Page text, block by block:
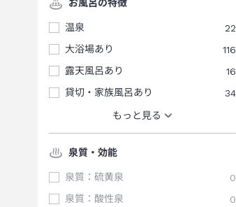
お風呂の特徴
温泉
22
大浴場あり
116
露天風呂あり
16
貸切・家族風呂あり
34
もっと見る
泉質・効能
泉質：硫黄泉
0
泉質：酸性泉
0